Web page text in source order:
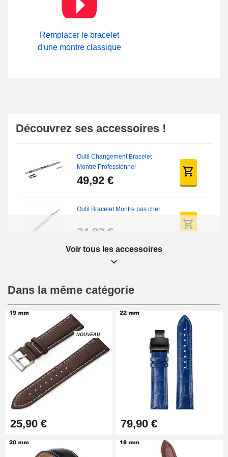
fermoir papillon. Vous avez la possibilité de visualiser la totalité
des fermoirs à disposition sur notre boutique en ligne à l'intérieur
Remplacer le bracelet
d'une montre classique
Découvrez ses accessoires !
Outil Changement Bracelet
Montre Professionnel
49,92 €
Outil Bracelet Montre pas cher
34,92 €
Kit Réparation Montre Débutant
16,90 €
Pied à Coulisse Numérique
9,90 €
Pince à Poinçonner (pince trou)
Pince Trou pour Bracelet de
Voir tous les accessoires
Dans la même catégorie
NOUVEAU
25,90 € 79,90 €